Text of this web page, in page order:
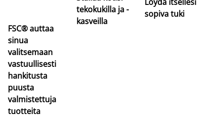
FSC® auttaa
sinua
valitsemaan
vastuullisesti
hankitusta
puusta
valmistettuja
tuotteita
tekokukilla ja -
kasveilla
sopiva tuki